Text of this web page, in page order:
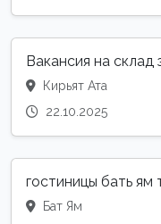
Вакансия на
Кирьят Ата
22.10.2025
гостиницы бать ям
Бат Ям